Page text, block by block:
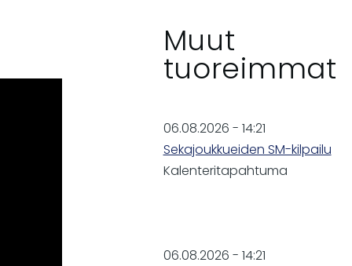
Muut
tuoreimmat
06.08.2026 - 14:21
Sekajoukkueiden SM-kilpailu
Kalenteritapahtuma
06.08.2026 - 14:21